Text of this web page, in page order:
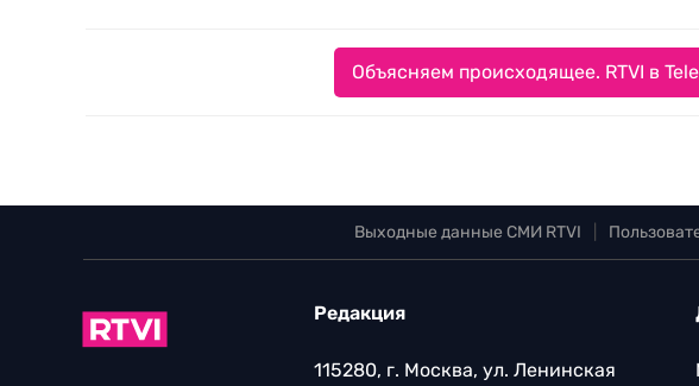
Объясняем происходящее. RTVI в
Выходные данные СМИ RTVI
Редакция
115280, г. Москва, ул. Ленинская